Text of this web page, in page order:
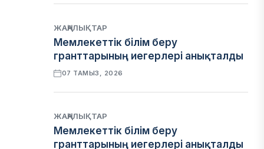
ЖАҢАЛЫҚТАР
Мемлекеттік білім беру
гранттарының иегерлері анықталды
07 ТАМЫЗ, 2026
ЖАҢАЛЫҚТАР
Мемлекеттік білім беру
гранттарының иегерлері анықталды